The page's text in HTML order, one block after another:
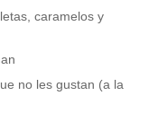
caramelos y
no les gustan (a la